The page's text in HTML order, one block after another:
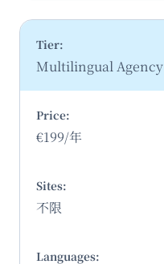
Multilingual Agency
€199/年
不限